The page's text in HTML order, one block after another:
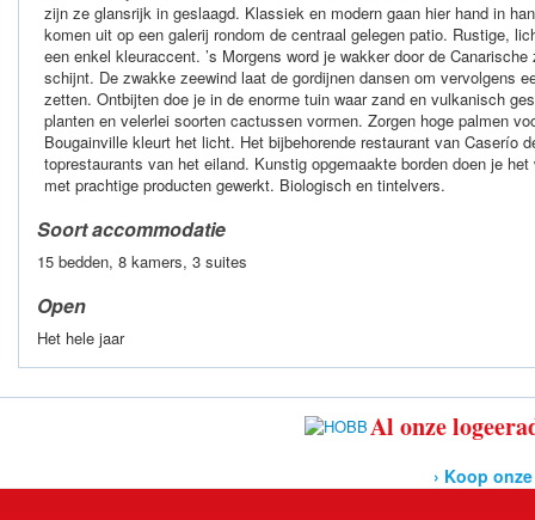
zijn ze glansrijk in geslaagd. Klassiek en modern gaan hier hand in
komen uit op een galerij rondom de centraal gelegen patio. Rustige,
een enkel kleuraccent. ’s Morgens word je wakker door de
schijnt. De zwakke zeewind laat de gordijnen dansen om vervolgens
zetten. Ontbijten doe je in de enorme tuin waar zand en vulkanisch
planten en velerlei soorten cactussen vormen. Zorgen hoge palmen
Bougainville kleurt het licht. Het bijbehorende restaurant van Caserío
toprestaurants van het eiland. Kunstig opgemaakte borden doen je
met prachtige producten gewerkt. Biologisch en tintelvers.
Soort accommodatie
15 bedden, 8 kamers, 3 suites
Open
Het hele jaar
Al onze
› Koop